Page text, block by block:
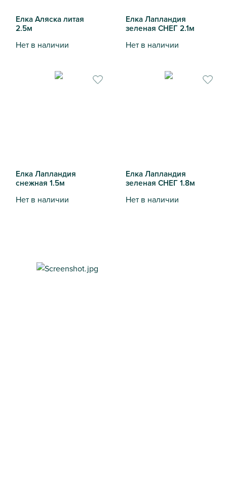
Елка Аляска литая
2.5м
Нет в наличии
Елка Лапландия
зеленая СНЕГ 2.1м
Нет в наличии
Елка Лапландия
снежная 1.5м
Нет в наличии
Елка Лапландия
зеленая СНЕГ 1.8м
Нет в наличии